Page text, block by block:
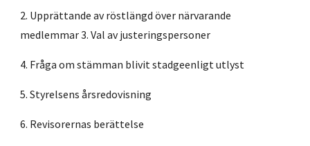
2. Upprättande av röstlängd över närvarande
medlemmar 3. Val av justeringspersoner
4. Fråga om stämman blivit stadgeenligt utlyst
5. Styrelsens årsredovisning
6. Revisorernas berättelse